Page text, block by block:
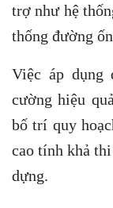
trợ như hệ
thống đường
Việc áp dụng
cường hiệu
bố trí quy
cao tính khả
dựng.